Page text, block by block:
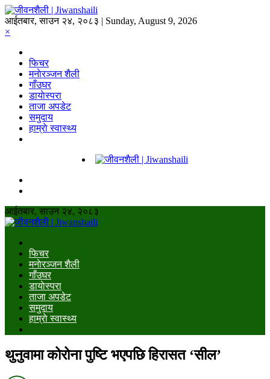
आईतबार, साउन २४, २०८३ | Sunday, August 9, 2026
×
फिचर
मनाेरञ्जन शैली
गाँउघर
डायाेस्परा
ताजा अपडेट
समुदाय
हाम्राे स्वास्थ्य
आईतबार, साउन २४, २०८३
फिचर
मनाेरञ्जन शैली
गाँउघर
डायाेस्परा
ताजा अपडेट
समुदाय
हाम्राे स्वास्थ्य
थुनुवामा कोरोना पुष्टि भएपछि हिरासत ‘सील’